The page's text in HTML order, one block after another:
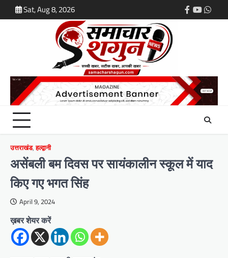
to
Sat, Aug 8, 2026 Facebook
Youtube
उत्तराखंड,हल्द्वानी
असेंबली बम दिवस पर सायंकालीन स्कूल में याद
किए गए भगत सिंह
April 9, 2024
ख़बर शेयर करें